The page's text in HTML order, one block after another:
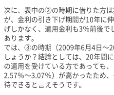
次に、表中の②の時期に借りた方
が、金利の引き下げ期間が10年に
げしかなく、適用金利も3％前後
あります。
では、③の時期（2009年6月4日～
しょうか？結論としては、20年間
の適用を受けている方であっても
2.57％～3.07％）が高かったため
待できると言えそうです。